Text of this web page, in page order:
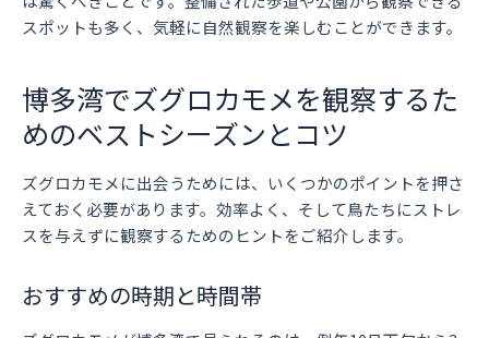
スポットも多く、気軽に自然観察を楽しむことができます。
博多湾でズグロカモメを観察するた
めのベストシーズンとコツ
ズグロカモメに出会うためには、いくつかのポイントを押さ
えておく必要があります。効率よく、そして鳥たちにストレ
スを与えずに観察するためのヒントをご紹介します。
おすすめの時期と時間帯